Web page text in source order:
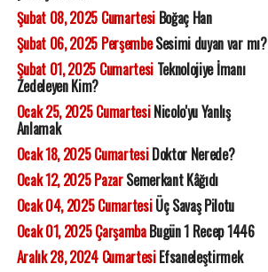
Şubat 08, 2025 CumartesiBoğaç Han
Şubat 06, 2025 PerşembeSesimi duyan var mı?
Şubat 01, 2025 CumartesiTeknolojiye İmanı
Zedeleyen Kim?
Ocak 25, 2025 CumartesiNicolo'yu Yanlış
Anlamak
Ocak 18, 2025 CumartesiDoktor Nerede?
Ocak 12, 2025 PazarSemerkant Kâğıdı
Ocak 04, 2025 CumartesiÜç Savaş Pilotu
Ocak 01, 2025 ÇarşambaBugün 1 Recep 1446
Aralık 28, 2024 CumartesiEfsaneleştirmek